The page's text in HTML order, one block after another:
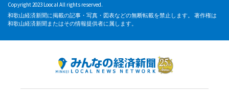
Copyright 2023 Loocal All rights reserved.
和歌山経済新聞に掲載の記事・写真・図表などの無断転載を禁止します。 著作権は
和歌山経済新聞またはその情報提供者に属します。